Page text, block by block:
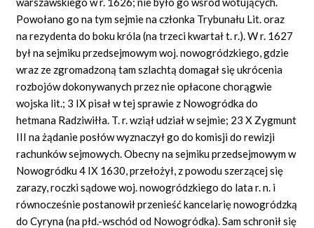
Powołano go na tym sejmie na członka Trybunału Lit. oraz
na rezydenta do boku króla (na trzeci kwartał t. r.). W r. 1627
był na sejmiku przedsejmowym woj. nowogródzkiego, gdzie
wraz ze zgromadzoną tam szlachtą domagał się ukrócenia
rozbojów dokonywanych przez nie opłacone chorągwie
wojska lit.; 3 IX pisał w tej sprawie z Nowogródka do
hetmana Radziwiłła. T. r. wziął udział w sejmie; 23 X Zygmunt
III na żądanie posłów wyznaczył go do komisji do rewizji
rachunków sejmowych. Obecny na sejmiku przedsejmowym w
Nowogródku 4 IX 1630, przełożył, z powodu szerzącej się
zarazy, roczki sądowe woj. nowogródzkiego do lata r. n. i
równocześnie postanowił przenieść kancelarię nowogródzką
do Cyryna (na płd.-wschód od Nowogródka). Sam schronił się